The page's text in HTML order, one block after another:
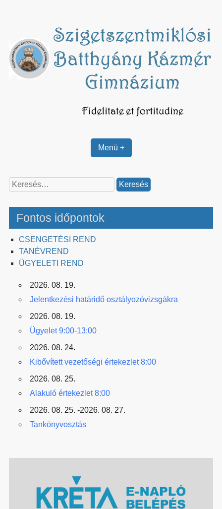
Menü +
Keresés:
Fontos időpontok
CSENGETÉSI REND
TANÉVREND
ÜGYELETI REND
2026. 08. 19.
Jelentkezési határidő osztályozóvizsgákra
2026. 08. 19.
Ügyelet 9:00-13:00
2026. 08. 24.
Kibővített vezetőségi értekezlet 8:00
2026. 08. 25.
Alakuló értekezlet 8:00
2026. 08. 25. -2026. 08. 27.
Tankönyvosztás